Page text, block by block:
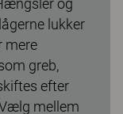
og
lukker
mere
greb,
efter
mellem